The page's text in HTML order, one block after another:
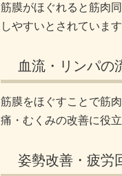
筋膜がほぐれると筋肉
しやすいとされていま
血流・リンパの
筋膜をほぐすことで筋
痛・むくみの改善に役
姿勢改善・疲労